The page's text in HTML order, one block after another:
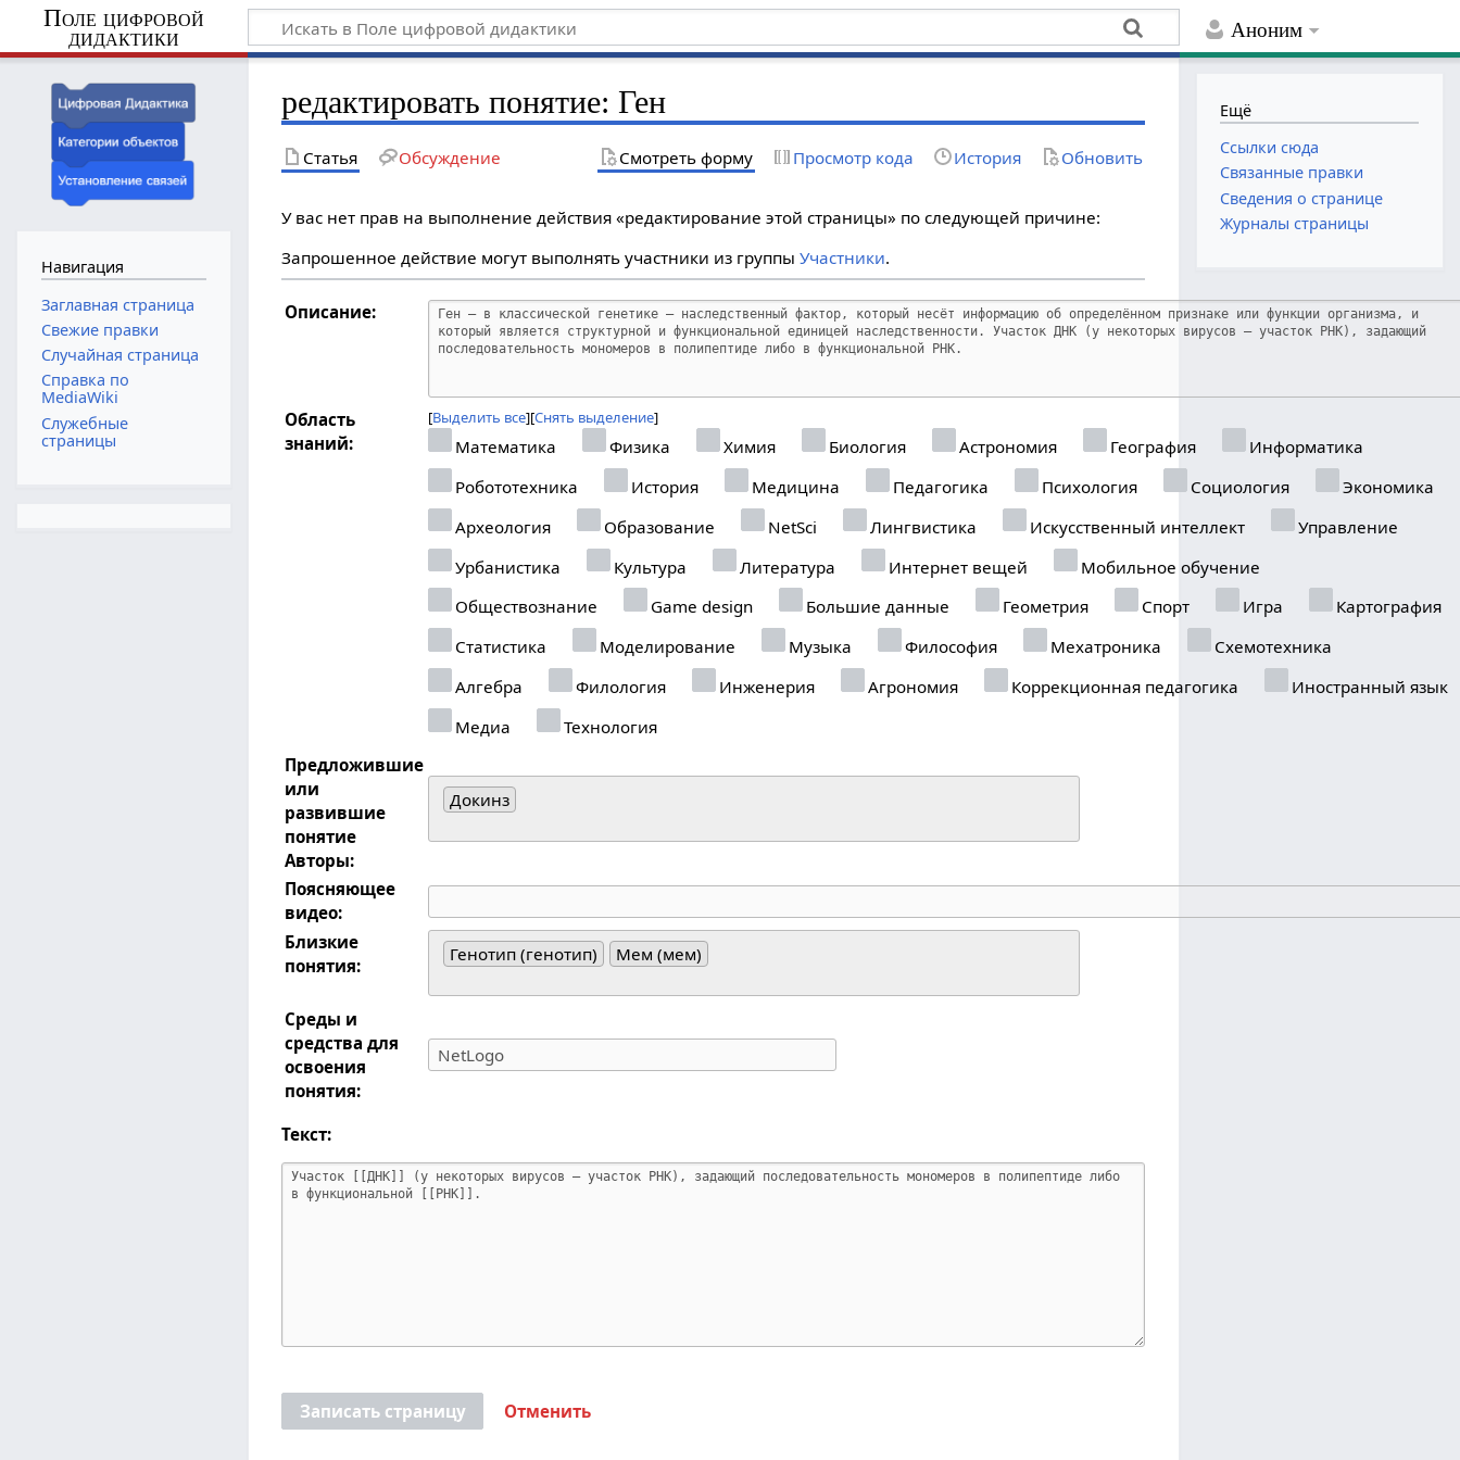
Аноним
Поле цифровой
дидактики
редактировать понятие: Ген
Статья Обсуждение Смотреть форму Просмотр кода История Обновить
У вас нет прав на выполнение действия «редактирование этой страницы» по следующей причине:
Запрошенное действие могут выполнять участники из группыУчастники.
Описание:
Область
знаний:
Выделить все Снять выделение
Математика Физика Химия Биология Астрономия География
Информатика
Робототехника
История Медицина Педагогика Психология Социология
Экономика
Археология
Образование NetSci Лингвистика Искусственный интеллект
Управление
Урбанистика
Культура Литература Интернет вещей
Мобильное обучение
Обществознание
Game design Большие данные Геометрия Спорт Игра
Картография
Статистика
Моделирование Музыка Философия Мехатроника
Схемотехника
Алгебра
Филология Инженерия Агрономия Коррекционная педагогика
Иностранный язык
Медиа
Технология
Предложившие
или
развившие
понятие
Авторы:
Докинз
Поясняющее
видео:
Близкие
понятия:
Генотип (генотип) Мем (мем)
Среды и
средства для
освоения
понятия:
Текст:
Записать страницу Отменить
Навигация
Заглавная страница
Свежие правки
Случайная страница
Справка по
MediaWiki
Служебные
страницы
Ещё
Ссылки сюда
Связанные правки
Сведения о странице
Журналы страницы